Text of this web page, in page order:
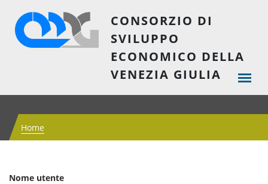
CONSORZIO DI
SVILUPPO
ECONOMICO DELLA
VENEZIA GIULIA
Home
Nome utente